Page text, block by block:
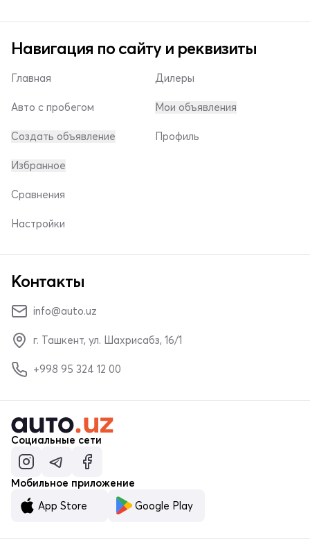
Навигация по сайту и реквизиты
Главная
Авто с пробегом
Создать объявление
Дилеры
Мои объявления
Профиль
Избранное
Сравнения
Настройки
Контакты
info@auto.uz
г. Ташкент, ул. Шахрисабз, 16/1
+998 95 324 12 00
Социальные сети
Мобильное приложение
App Store
Google Play